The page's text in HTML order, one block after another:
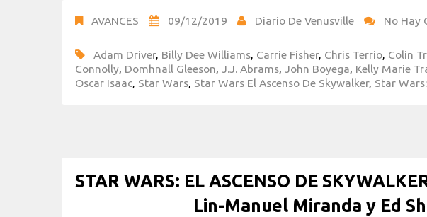
AVANCES 09/12/2019 Diario De Venusville
No Hay
Adam Driver, Billy Dee Williams, Carrie Fisher, Chris Terrio, Colin
Connolly, Domhnall Gleeson, J.J. Abrams, John Boyega, Kelly Marie
Oscar Isaac, Star Wars, Star Wars El Ascenso De Skywalker, Star
STAR WARS: EL ASCENSO DE
Lin-Manuel Miranda y Ed